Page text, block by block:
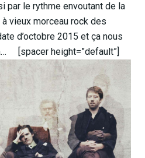
par le rythme envoutant de la
à vieux morceau rock des
d’octobre 2015 et ça nous
[spacer height=”default”]